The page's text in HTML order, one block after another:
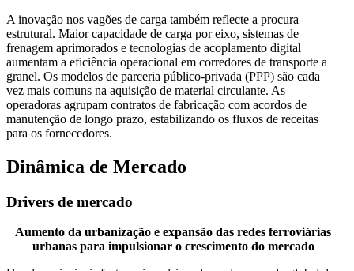
A inovação nos vagões de carga também reflecte a procura
estrutural. Maior capacidade de carga por eixo, sistemas de
frenagem aprimorados e tecnologias de acoplamento digital
aumentam a eficiência operacional em corredores de transporte a
granel. Os modelos de parceria público-privada (PPP) são cada
vez mais comuns na aquisição de material circulante. As
operadoras agrupam contratos de fabricação com acordos de
manutenção de longo prazo, estabilizando os fluxos de receitas
para os fornecedores.
Dinâmica de Mercado
Drivers de mercado
Aumento da urbanização e expansão das redes ferroviárias
urbanas para impulsionar o crescimento do mercado